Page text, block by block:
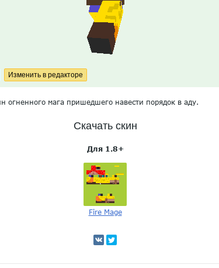
огненного мага пришедшего навести порядок в аду.
Скачать скин
Для 1.8+
Fire Mage